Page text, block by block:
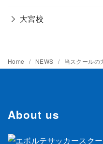
大宮校
Home NEWS 当スクールの大宮校に
About us